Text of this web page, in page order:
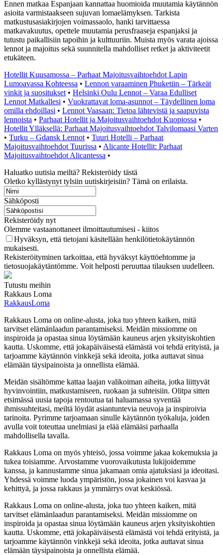
Ennen matkaa Espanjaan kannattaa huomioida muutamia käytännön
asioita varmistaakseen sujuvan lomaelämyksen. Tarkista
matkustusasiakirjojen voimassaolo, hanki tarvittaessa
matkavakuutus, opettele muutamia perusfraaseja espanjaksi ja
tutustu paikallisiin tapoihin ja kulttuuriin. Muista myös varata ajoissa
lennot ja majoitus sekä suunnitella mahdolliset retket ja aktiviteetit
etukäteen.
Hotellit Kuusamossa – Parhaat Majoitusvaihtoehdot Lapin
Lumoavassa Kohteessa • Lennon varaaminen Phuketiin – Tärkeät
vinkit ja suositukset • Helsinki Oulu Lennot – Varaa Edulliset
Lennot Matkallesi • Vuokrattavat loma-asunnot – Täydellinen loma
omilla ehdoillasi • Lennot Vaasaan: Tietoa lähtevistä ja saapuvista
lennoista • Parhaat Hotellit ja Majoitusvaihtoehdot Kuopiossa •
Hotellit Ylläksellä: Parhaat Majoitusvaihtoehdot Talvilomaasi Varten
• Turku – Gdansk Lennot • Tuuri Hotelli – Parhaat
Majoitusvaihtoehdot Tuurissa • Alicante Hotellit: Parhaat
Majoitusvaihtoehdot Alicantessa •
Haluatko uutisia meiltä? Rekisteröidy tästä
Oletko kyllästynyt tylsiin uutiskirjeisiin? Tämä on erilaista.
Sähköposti
Rekisteröidy nyt
Olemme vastaanottaneet ilmoittautumisesi - kiitos
Hyväksyn, että tietojani käsitellään henkilötietokäytännön
mukaisesti.
Rekisteröityminen tarkoittaa, että hyväksyt käyttöehtomme ja
tietosuojakäytäntömme. Voit helposti peruuttaa tilauksen uudelleen.
Tutustu meihin
Rakkaus Loma
RakkausLoma
Rakkaus Loma on online-alusta, joka tuo yhteen kaiken, mitä
tarvitset elämänlaadun parantamiseksi. Meidän missiomme on
inspiroida ja opastaa sinua löytämään kauneus arjen yksityiskohtien
kautta. Uskomme, että jokapäiväisestä elämästä voi tehdä erityistä, ja
tarjoamme käytännön vinkkejä sekä ideoita, jotka auttavat sinua
elämään täysipainoista ja onnellista elämää.
Meidän sisältömme kattaa laajan valikoiman aiheita, jotka liittyvät
hyvinvointiin, matkustamiseen, ruokaan ja suhteisiin. Olitpa sitten
etsimässä uusia tapoja rentoutua tai haluamassa syventää
ihmissuhteitasi, meiltä löydät asiantuntevia neuvoja ja inspiroivia
tarinoita. Pyrimme tarjoamaan sinulle käytännön työkaluja, joiden
avulla voit toteuttaa unelmiasi ja elää elämääsi parhaalla
mahdollisella tavalla.
Rakkaus Loma on myös yhteisö, jossa voimme jakaa kokemuksia ja
tukea toisiamme. Arvostamme vuorovaikutusta lukijoidemme
kanssa, ja kannustamme sinua jakamaan omia ajatuksiasi ja ideoitasi.
Yhdessä voimme luoda ympäristön, jossa jokainen voi kasvaa ja
kehittyä, ja jossa rakkaus ja ymmärrys ovat keskiössä.
Rakkaus Loma on online-alusta, joka tuo yhteen kaiken, mitä
tarvitset elämänlaadun parantamiseksi. Meidän missiomme on
inspiroida ja opastaa sinua löytämään kauneus arjen yksityiskohtien
kautta. Uskomme, että jokapäiväisestä elämästä voi tehdä erityistä, ja
tarjoamme käytännön vinkkejä sekä ideoita, jotka auttavat sinua
elämään täysipainoista ja onnellista elämää.